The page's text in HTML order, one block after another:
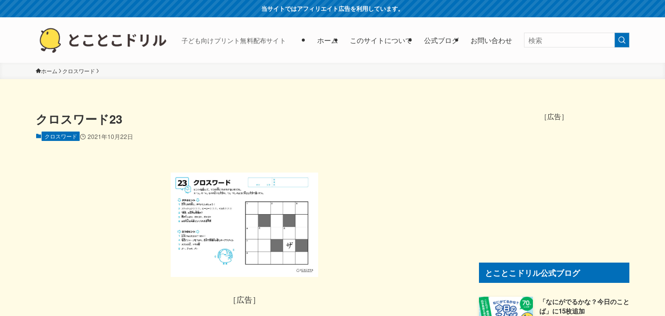
当サイトではアフィリエイト広告を利用しています。
子ども向けプリント無料配布サイト ホーム このサイトについて 公式ブログ お問い合わせ
ホーム クロスワード
クロスワード23
クロスワード 2021年10月22日
［広告］
［広告］
とことこドリル公式ブログ
「なにがでるかな？今日のこと
ば」に15枚追加